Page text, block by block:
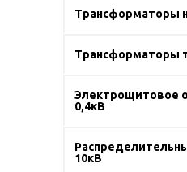
Трансформаторы
Трансформаторы
Электрощитовое
0,4кВ
10кВ